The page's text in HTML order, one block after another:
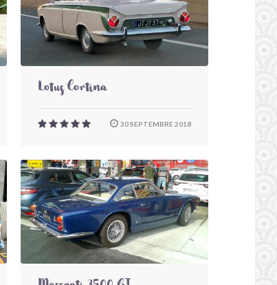
Lotus Cortina
30 SEPTEMBRE 2018